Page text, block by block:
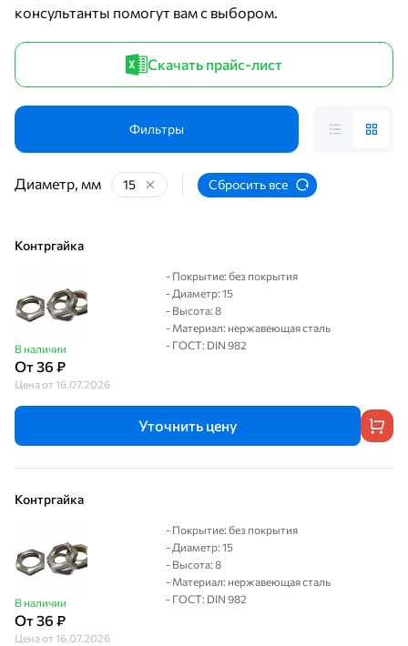
консультанты помогут вам с выбором.
Скачать прайс-лист
Фильтры
Диаметр, мм 15 Сбросить все
Контргайка
В наличии
От 36 ₽
Цена от 16.07.2026
- Покрытие: без покрытия
- Диаметр: 15
- Высота: 8
- Материал: нержавеющая сталь
- ГОСТ: DIN 982
Уточнить цену
Контргайка
В наличии
От 36 ₽
Цена от 16.07.2026
- Покрытие: без покрытия
- Диаметр: 15
- Высота: 8
- Материал: нержавеющая сталь
- ГОСТ: DIN 982